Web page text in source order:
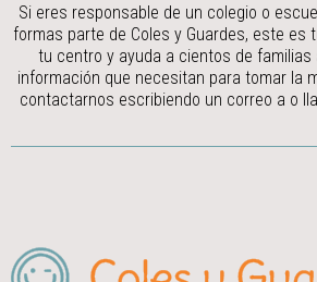
Si eres responsable de un colegio o
formas parte de Coles y Guardes, este es
tu centro y ayuda a cientos de
información que necesitan para tomar la
contactarnos escribiendo un correo a o